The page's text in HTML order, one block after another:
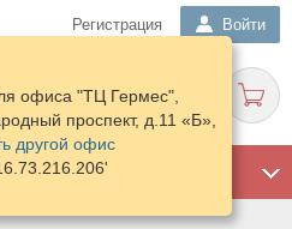
Регистрация Войти
офиса "ТЦ Гермес",
проспект, д.11 «Б»,
другой офис